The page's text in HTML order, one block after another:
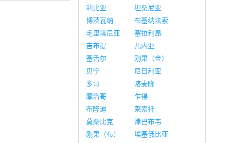
利比亚
坦桑尼亚
博茨瓦纳
布基纳法索
毛里塔尼亚
塞拉利昂
吉布提
几内亚
塞舌尔
刚果（金）
贝宁
尼日利亚
多哥
喀麦隆
摩洛哥
乍得
布隆迪
莱索托
莫桑比克
津巴布韦
刚果（布）
埃塞俄比亚